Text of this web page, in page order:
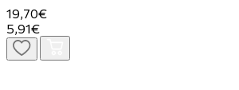
19,70€
5,91€